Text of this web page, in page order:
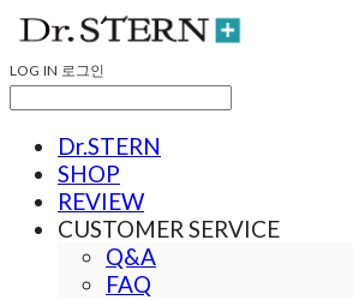
LOG IN 로그인
Dr.STERN
SHOP
REVIEW
CUSTOMER SERVICE
Q&A
FAQ